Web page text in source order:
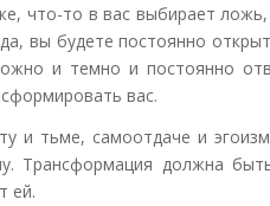
что-то в вас выбирает
вы будете постоянно
и темно и постоянно
вас.
и тьме, самоотдаче и
Трансформация должна
ей.